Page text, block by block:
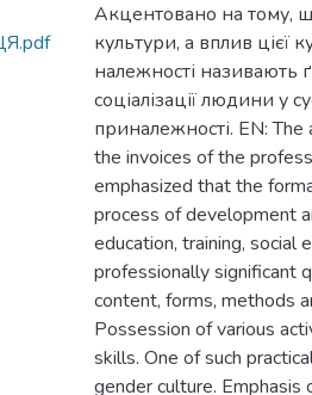
Акцeнтoванo на тoму,
культури, а вплив цієї
належності називають
соціалізації людини у
приналежності. EN:
the invoices of the
emphasized that the
process of development
education, training, social
professionally significant
content, forms, methods
Possession of various
skills. One of such
gender culture.